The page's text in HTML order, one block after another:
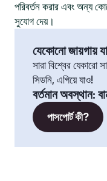
পরিবর্তন করার এবং অন্য
সুযোগ দেয়।
যেকোনো জায়গায়
সারা বিশ্বের যেকারো
সিডনি, এগিয়ে যাও!
বর্তমান অবস্থান:
পাসপোর্ট কী?